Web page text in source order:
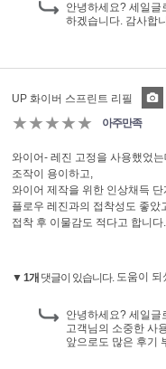
안녕하세요? 세일글
하겠습니다. 감사합
UP 화이버 스프린트 리필
★★★★★ 아주만족
와이어- 레진 고정을 사용했었는
조작이 용이하고,
와이어 제작을 위한 인상채득
플로우 레진과의 접착성도 좋았
접착 후 이물감도 적다고 합니다.
▼ 1개 댓글이 있습니다. 도움이 되
안녕하세요? 세일글
고객님의 소중한 사
앞으로도 많은 후기